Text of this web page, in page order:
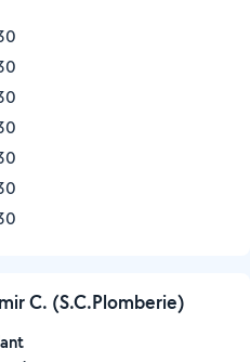
C. (S.C.Plomberie)